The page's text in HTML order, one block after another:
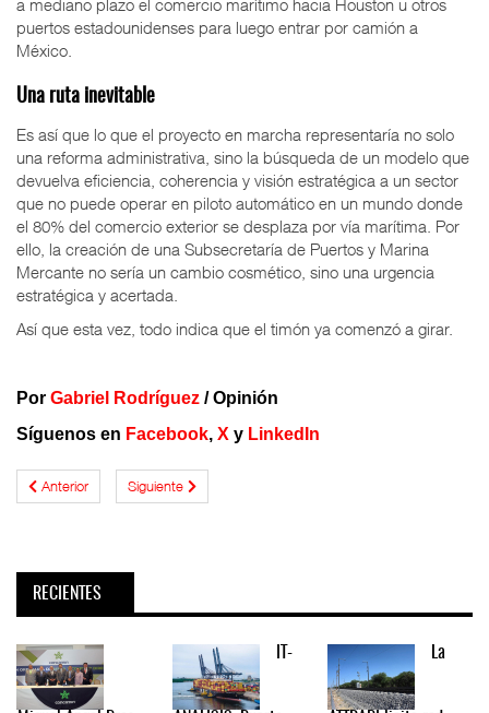
a mediano plazo el comercio marítimo hacia Houston u otros
puertos estadounidenses para luego entrar por camión a
México.
Una ruta inevitable
Es así que lo que el proyecto en marcha representaría no solo
una reforma administrativa, sino la búsqueda de un modelo que
devuelva eficiencia, coherencia y visión estratégica a un sector
que no puede operar en piloto automático en un mundo donde
el 80% del comercio exterior se desplaza por vía marítima. Por
ello, la creación de una Subsecretaría de Puertos y Marina
Mercante no sería un cambio cosmético, sino una urgencia
estratégica y acertada.
Así que esta vez, todo indica que el timón ya comenzó a girar.
Por Gabriel Rodríguez / Opinión
Síguenos en Facebook, X y LinkedIn
Anterior Siguiente
RECIENTES
IT- La